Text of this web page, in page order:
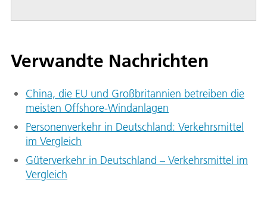
Verwandte Nachrichten
China, die EU und Großbritannien betreiben die
meisten Offshore-Windanlagen
Personenverkehr in Deutschland: Verkehrsmittel
im Vergleich
Güterverkehr in Deutschland – Verkehrsmittel im
Vergleich